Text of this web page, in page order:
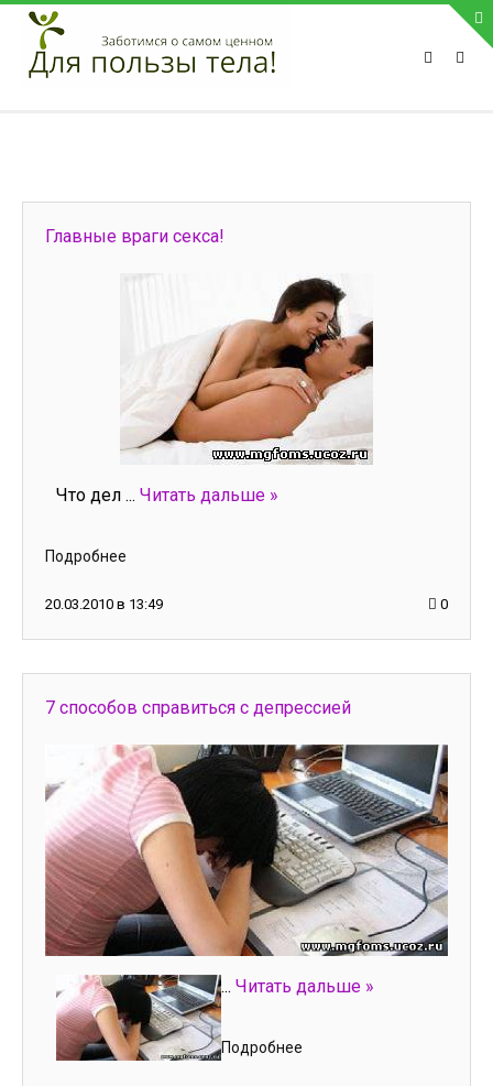
ПРИВЕТСТВУЕМ НА НАШЕМ САЙТЕ
Блок скоро обновится
СВЯЗЬ С АДМИНИСТРАЦИЕЙ САЙТА
admin@medvestnic.ru
Форма обратной связи
Главные враги секса!
Что дел ... Читать дальше »
Подробнее
20.03.2010 в 13:49 0
7 способов справиться с депрессией
... Читать дальше »
Подробнее